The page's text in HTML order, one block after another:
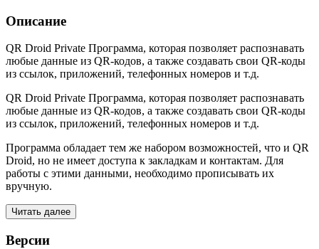
Описание
QR Droid Private Программа, которая позволяет распознавать
любые данные из QR-кодов, а также создавать свои QR-коды
из ссылок, приложений, телефонных номеров и т.д.
QR Droid Private Программа, которая позволяет распознавать
любые данные из QR-кодов, а также создавать свои QR-коды
из ссылок, приложений, телефонных номеров и т.д.
Программа обладает тем же набором возможностей, что и QR
Droid, но не имеет доступа к закладкам и контактам. Для
работы с этими данными, необходимо прописывать их
вручную.
Читать далее
Версии